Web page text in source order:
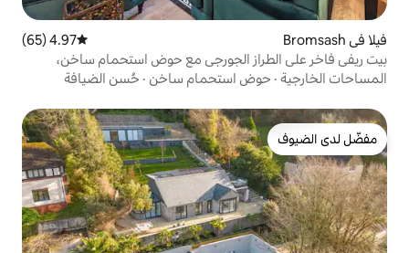
الجورجي مع حوض استحمام ساخن،
استحمام ساخن·حُسن الضيافة